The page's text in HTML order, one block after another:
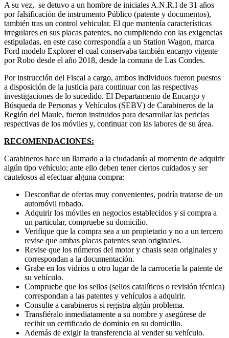
A su vez, se detuvo a un hombre de iniciales A.N.R.I de 31 años
por falsificación de instrumento Público (patente y documentos),
también tras un control vehicular. El que mantenía características
irregulares en sus placas patentes, no cumpliendo con las exigencias
estipuladas, en este caso correspondía a un Station Wagon, marca
Ford modelo Explorer el cual conservaba también encargo vigente
por Robo desde el año 2018, desde la comuna de Las Condes.
Por instrucción del Fiscal a cargo, ambos individuos fueron puestos
a disposición de la justicia para continuar con las respectivas
investigaciones de lo sucedido. El Departamento de Encargo y
Búsqueda de Personas y Vehículos (SEBV) de Carabineros de la
Región del Maule, fueron instruidos para desarrollar las pericias
respectivas de los móviles y, continuar con las labores de su área.
RECOMENDACIONES:
Carabineros hace un llamado a la ciudadanía al momento de adquirir
algún tipo vehículo; ante ello deben tener ciertos cuidados y ser
cautelosos al efectuar alguna compra:
Desconfiar de ofertas muy convenientes, podría tratarse de un
automóvil robado.
Adquirir los móviles en negocios establecidos y si compra a
un particular, compruebe su domicilio.
Verifique que la compra sea a un propietario y no a un tercero
revise que ambas placas patentes sean originales.
Revise que los números del motor y chasis sean originales y
correspondan a la documentación.
Grabe en los vidrios u otro lugar de la carrocería la patente de
su vehículo.
Compruebe que los sellos (sellos catalíticos o revisión técnica)
correspondan a las patentes y vehículos a adquirir.
Consulte a carabineros si registra algún problema.
Transfiéralo inmediatamente a su nombre y asegúrese de
recibir un certificado de dominio en su domicilio.
Además de exigir la transferencia al vender su vehículo.